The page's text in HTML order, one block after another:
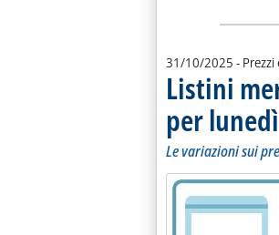
31/10/2025 -
Listini
per lunedì
Le variazioni sui